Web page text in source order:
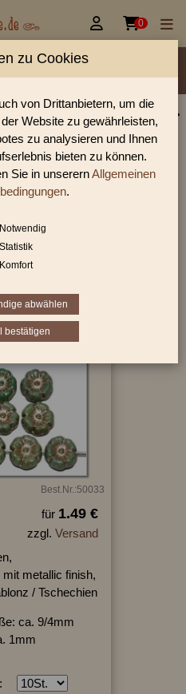
 0
Farbe
Perlen Blüten & Blätter
sie zahlreich gedrückte Perlen
weiter Glasperlen.
folgender Kategorie:
& Blätter
Best.Nr.:50033
für 1.49 €
zzgl. Versand
metallic finish,
/ Tschechien
ca. 9/4mm
1mm
zu Cookies
von Drittanbietern, um die
Website zu gewährleisten,
zu analysieren und Ihnen
bieten zu können.
Sie in unserernAllgemeinen
.
Notwendig
Statistik
Komfort
abwählen
bestätigen